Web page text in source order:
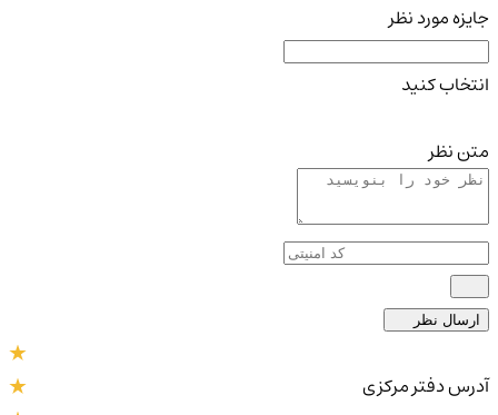
جایزه مورد نظر
انتخاب کنید
متن نظر
ارسال نظر
آدرس دفتر مرکزی